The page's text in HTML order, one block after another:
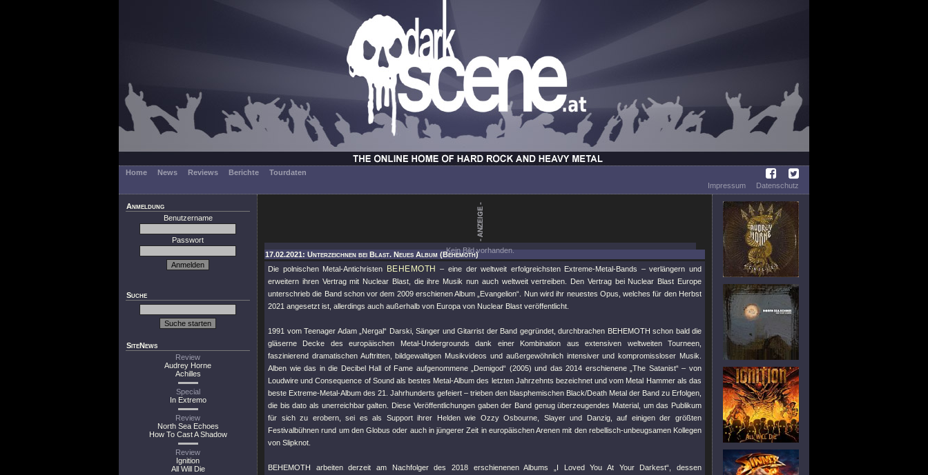
Home News Reviews Berichte
Tourdaten
Impressum
Datenschutz
Anmeldung
Benutzername
Passwort
Suche
SiteNews
Review
Audrey Horne
Achilles
Special
In Extremo
Review
North Sea Echoes
How To Cast A Shadow
Review
Ignition
All Will Die
Kein Bild vorhanden.
17.02.2021: Unterzeichnen bei Blast. Neues Album (Behemoth)
Die polnischen Metal-Antichristen
BEHEMOTH
– eine der weltweit erfolgreichsten Extreme-Metal-Bands – verlängern und
erweitern ihren Vertrag mit Nuclear Blast, die ihre Musik nun auch weltweit vertreiben. Den Vertrag bei Nuclear Blast Europe
unterschrieb die Band schon vor dem 2009 erschienen Album „Evangelion“. Nun wird ihr neuestes Opus, welches für den Herbst
2021 angesetzt ist, allerdings auch außerhalb von Europa von Nuclear Blast veröffentlicht.
1991 vom Teenager Adam „Nergal“ Darski, Sänger und Gitarrist der Band gegründet, durchbrachen BEHEMOTH schon bald die
gläserne Decke des europäischen Metal-Undergrounds dank einer Kombination aus extensiven weltweiten Tourneen,
faszinierend dramatischen Auftritten, bildgewaltigen Musikvideos und außergewöhnlich intensiver und kompromissloser Musik.
Alben wie das in die Decibel Hall of Fame aufgenommene „Demigod“ (2005) und das 2014 erschienene „The Satanist“ – von
Loudwire und Consequence of Sound als bestes Metal-Album des letzten Jahrzehnts bezeichnet und vom Metal Hammer als das
beste Extreme-Metal-Album des 21. Jahrhunderts gefeiert – trieben den blasphemischen Black/Death Metal der Band zu Erfolgen,
die bis dato als unerreichbar galten. Diese Veröffentlichungen gaben der Band genug überzeugendes Material, um das Publikum
für sich zu erobern, sei es als Support ihrer Helden wie Ozzy Osbourne, Slayer und Danzig, auf einigen der größten
Festivalbühnen rund um den Globus oder auch in jüngerer Zeit in europäischen Arenen mit den rebellisch-unbeugsamen Kollegen
von Slipknot.
BEHEMOTH arbeiten derzeit am Nachfolger des 2018 erschienenen Albums „I Loved You At Your Darkest“, dessen